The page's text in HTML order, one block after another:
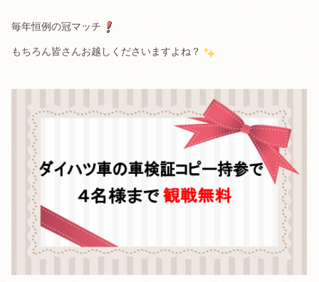
毎年恒例の冠マッチ
もちろん皆さんお越しくださいますよね？